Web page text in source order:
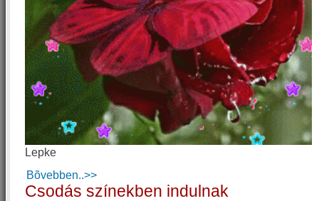
Lepke
Bõvebben..>>
Csodás színekben indulnak